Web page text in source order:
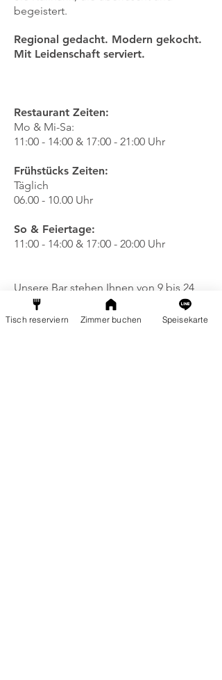
begeistert.
Regional gedacht. Modern gekocht.
Mit Leidenschaft serviert.
Restaurant Zeiten:
Mo & Mi-Sa:
11:00 - 14:00 & 17:00 - 21:00 Uhr
Frühstücks Zeiten:
Täglich
06.00 - 10.00 Uhr
So & Feiertage:
11:00 - 14:00 & 17:00 - 20:00 Uhr
Unsere Bar stehen Ihnen von 9 bis 24
Uhr offen. Bitte beachten Sie, dass
unser Restaurant am Dienstag
Tisch reserviern Zimmer buchen Speisekarte